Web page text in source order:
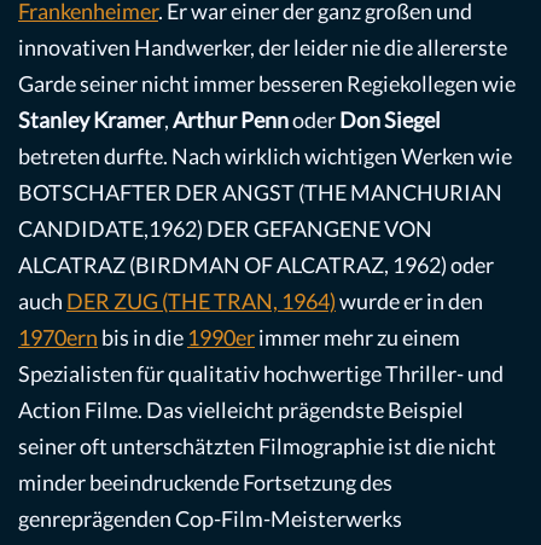
Frankenheimer. Er war einer der ganz großen und
innovativen Handwerker, der leider nie die allererste
Garde seiner nicht immer besseren Regiekollegen wie
Stanley Kramer,Arthur PennoderDon Siegel
betreten durfte. Nach wirklich wichtigen Werken wie
BOTSCHAFTER DER ANGST (THE MANCHURIAN
CANDIDATE,1962) DER GEFANGENE VON
ALCATRAZ (BIRDMAN OF ALCATRAZ, 1962) oder
auch DER ZUG (THE TRAN, 1964)wurde er in den
1970ern bis in die 1990erimmer mehr zu einem
Spezialisten für qualitativ hochwertige Thriller- und
Action Filme. Das vielleicht prägendste Beispiel
seiner oft unterschätzten Filmographie ist die nicht
minder beeindruckende Fortsetzung des
genreprägenden Cop-Film-Meisterwerks